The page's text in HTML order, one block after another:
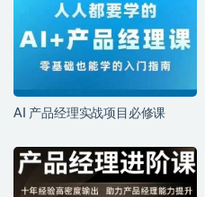
AI 产品经理实战项目必修课